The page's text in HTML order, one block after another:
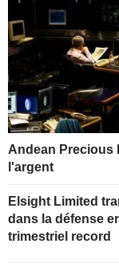
Andean Precious
l'argent
Elsight Limited
dans la défense
trimestriel record